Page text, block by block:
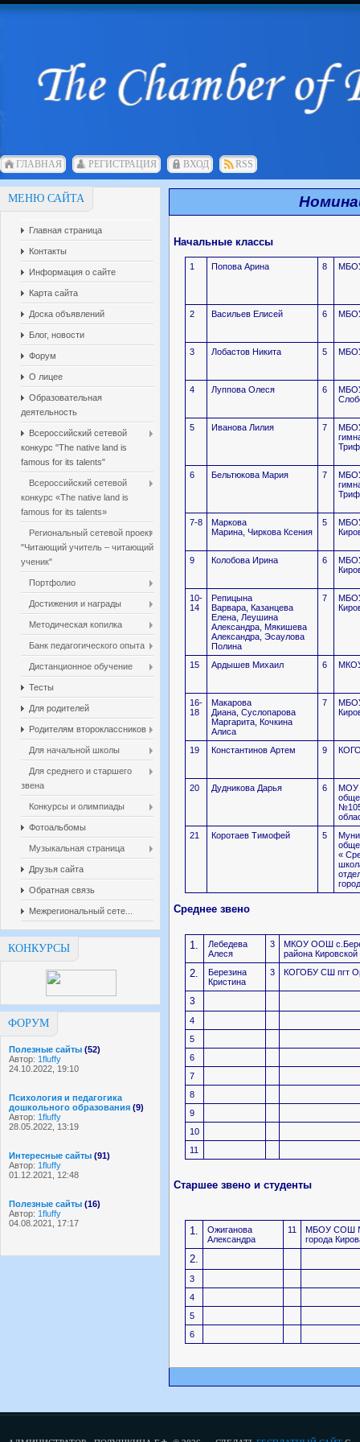
ГЛАВНАЯ РЕГИСТРАЦИЯ ВХОД RSS
МЕНЮ САЙТА
Главная страница
Контакты
Информация о сайте
Карта сайта
Доска объявлений
Блог, новости
Форум
О лицее
Образовательная
деятельность
Всероссийский сетевой
конкурс "The native land is
famous for its talents"
Всероссийский сетевой
конкурс «The native land is
famous for its talents»
Региональный сетевой проект
"Читающий учитель – читающий
ученик"
Портфолио
Достижения и награды
Методическая копилка
Банк педагогического опыта
Дистанционное обучение
Тесты
Для родителей
Родителям второклассников
Для начальной школы
Для среднего и старшего
звена
Конкурсы и олимпиады
Фотоальбомы
Музыкальная страница
Друзья сайта
Обратная связь
Межрегиональный сете...
КОНКУРСЫ
ФОРУМ
Полезные сайты (52)
Автор: 1fluffy
24.10.2022, 19:10
Психология и педагогика
дошкольного образования (9)
Автор: 1fluffy
28.05.2022, 13:19
Интересные сайты (91)
Автор: 1fluffy
01.12.2021, 12:48
Полезные сайты (16)
Автор: 1fluffy
04.08.2021, 17:17
Начальные классы
1 Попова Арина 8
2 Васильев Елисей 6
3 Лобастов Никита 5
4 Луппова Олеся 6
5 Иванова Лилия 7
6 Бельтюкова Мария 7
7-8
Маркова
Марина, Чиркова Ксения
5
9 Колобова Ирина 6
10-
14
Репицына
Варвара, Казанцева
Елена, Леушина
Александра, Мякишева
Александра, Эсаулова
Полина
7
15 Ардышев Михаил 6
16-
18
Макарова
Диана, Суслопарова
Маргарита, Кочкина
Алиса
7
19 Константинов Артем 9
20 Дудникова Дарья 6
МОУ
21
Коротаев Тимофей 5
«
Среднее звено
1.
Лебедева
Алеся
3
МКОУ ООШ
района Кировской
2.
Березина
Кристина
3 КОГОБУ СШ пгт
3
4
5
6
7
8
9
10
11
Старшее звено и студенты
1.
Ожиганова
Александра
11
МБОУ СОШ
города
2.
3
4
5
6